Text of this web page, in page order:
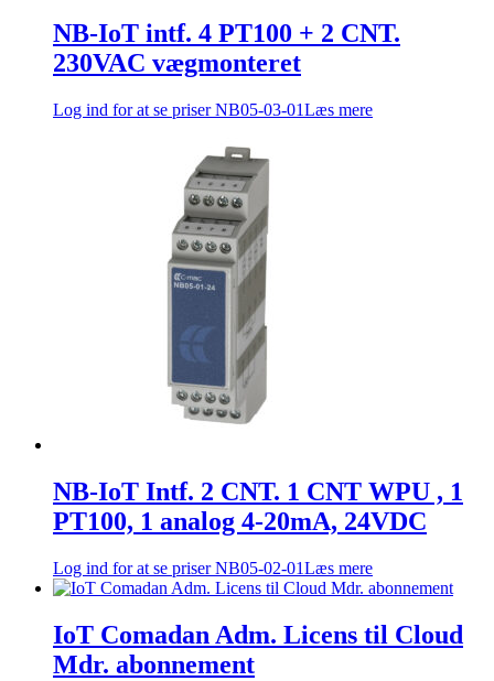
NB-IoT intf. 4 PT100 + 2 CNT.
230VAC vægmonteret
Log ind for at se priserNB05-03-01Læs mere
NB-IoT Intf. 2 CNT. 1 CNT WPU , 1
PT100, 1 analog 4-20mA, 24VDC
Log ind for at se priserNB05-02-01Læs mere
IoT Comadan Adm. Licens til Cloud
Mdr. abonnement